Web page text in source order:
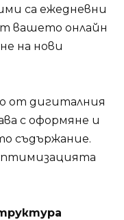
са ежедневни
вашето онлайн
на нови
от дигиталния
с оформяне и
съдържание.